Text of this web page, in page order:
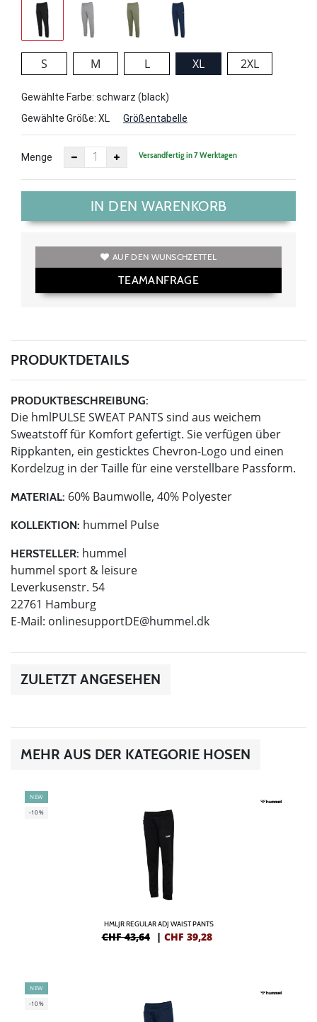
S M L XL 2XL
Gewählte Farbe: schwarz (black)
Gewählte Größe: XL Größentabelle
Menge Versandfertig in 7 Werktagen
IN DEN WARENKORB
AUF DEN WUNSCHZETTEL
TEAMANFRAGE
PRODUKTDETAILS
PRODUKTBESCHREIBUNG:
Die hmlPULSE SWEAT PANTS sind aus weichem
Sweatstoff für Komfort gefertigt. Sie verfügen über
Rippkanten, ein gesticktes Chevron-Logo und einen
Kordelzug in der Taille für eine verstellbare Passform.
MATERIAL: 60% Baumwolle, 40% Polyester
KOLLEKTION: hummel Pulse
HERSTELLER: hummel
hummel sport & leisure
Leverkusenstr. 54
22761 Hamburg
E-Mail: onlinesupportDE@hummel.dk
ZULETZT ANGESEHEN
MEHR AUS DER KATEGORIE HOSEN
NEW
-10%
HMLJR REGULAR ADJ WAIST PANTS
CHF 43,64 | CHF 39,28
NEW
-10%